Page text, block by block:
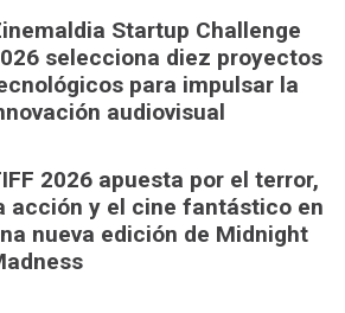
Startup Challenge
selecciona diez proyectos
para impulsar la
audiovisual
2026 apuesta por el terror,
acción y el cine fantástico en
nueva edición de Midnight